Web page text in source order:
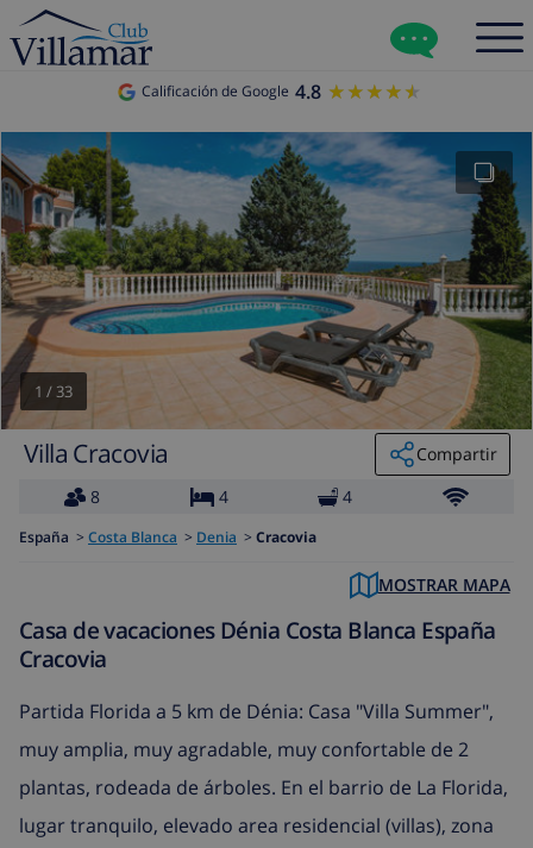
Calificación de Google 4.8 ★★★★★
★★★★★
1 /33
Villa Cracovia
Compartir
8
4 4
España > Costa Blanca > Denia > Cracovia
MOSTRAR MAPA
Casa de vacaciones Dénia Costa Blanca España
Cracovia
Partida Florida a 5 km de Dénia: Casa "Villa Summer",
muy amplia, muy agradable, muy confortable de 2
plantas, rodeada de árboles. En el barrio de La Florida,
lugar tranquilo, elevado area residencial (villas), zona